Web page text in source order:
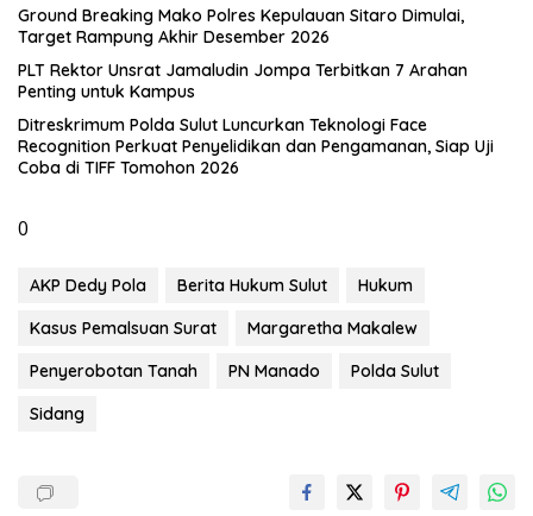
Ground Breaking Mako Polres Kepulauan Sitaro Dimulai,
Target Rampung Akhir Desember 2026
​PLT Rektor Unsrat Jamaludin Jompa Terbitkan 7 Arahan
Penting untuk Kampus
Ditreskrimum Polda Sulut Luncurkan Teknologi Face
Recognition Perkuat Penyelidikan dan Pengamanan, Siap Uji
Coba di TIFF Tomohon 2026
0
AKP Dedy Pola Berita Hukum Sulut
Hukum
Kasus Pemalsuan Surat
Margaretha Makalew
Penyerobotan Tanah
PN Manado
Polda Sulut
Sidang